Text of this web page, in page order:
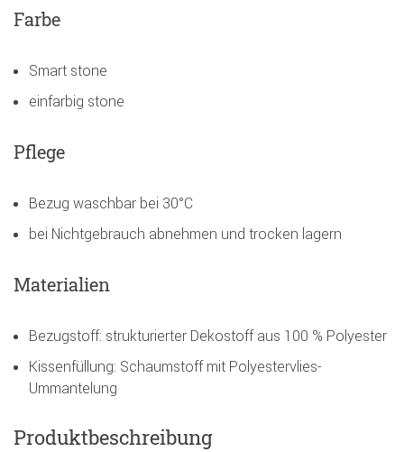
Farbe
Smart stone
einfarbig stone
Pflege
Bezug waschbar bei 30°C
bei Nichtgebrauch abnehmen und trocken lagern
Materialien
Bezugstoff: strukturierter Dekostoff aus 100 % Polyester
Kissenfüllung: Schaumstoff mit Polyestervlies-
Ummantelung
Produktbeschreibung